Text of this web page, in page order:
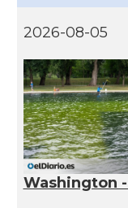
2026-08-05
Washington